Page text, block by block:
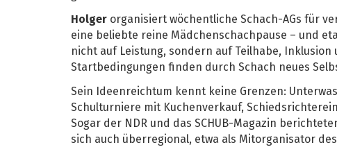
Holger organisiert wöchentliche Schach-AGs für
eine beliebte reine Mädchenschachpause – und
nicht auf Leistung, sondern auf Teilhabe,
Startbedingungen finden durch Schach neues
Sein Ideenreichtum kennt keine Grenzen:
Schulturniere mit Kuchenverkauf,
Sogar der NDR und das SCHUB-Magazin
sich auch überregional, etwa als Mitorganisator